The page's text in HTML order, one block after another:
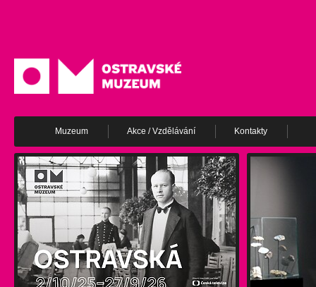
Muzeum Akce / Vzdělávání Kontakty